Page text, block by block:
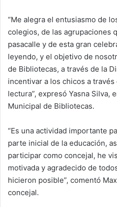
“Me alegra el entusiasmo de
colegios, de las agrupaciones
pasacalle y de esta gran
leyendo, y el objetivo de
de Bibliotecas, a través de la
incentivar a los chicos a
lectura”, expresó Yasna Silva,
Municipal de Bibliotecas.
“Es una actividad importante
parte inicial de la educación,
participar como concejal, he
motivada y agradecido de
hicieron posible”, comentó
concejal.